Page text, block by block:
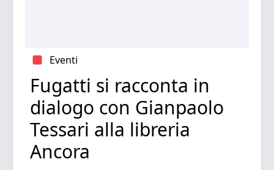
Eventi
Fugatti si racconta in
dialogo con Gianpaolo
Tessari alla libreria
Ancora